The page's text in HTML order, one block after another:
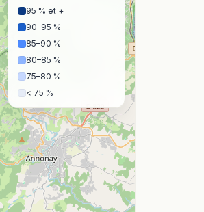
95 % et +
90–95 %
85–90 %
80–85 %
75–80 %
< 75 %